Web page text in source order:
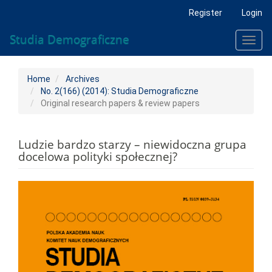
Content
Sidebar
Register Login
Studia Demograficzne
Home
Archives
No. 2(166) (2014): Studia Demograficzne
Original research papers & review papers
Ludzie bardzo starzy – niewidoczna grupa
docelowa polityki społecznej?
Sidebar